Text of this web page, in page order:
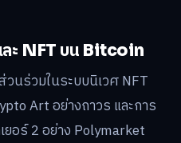
ะ NFT บน Bitcoin
นร่วมในระบบนิเวศ NFT
Art อย่างถาวร และการ
ยอร์ 2 อย่าง Polymarket